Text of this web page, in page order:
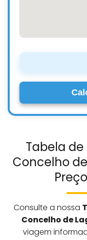
Tabela de
Concelho
Consulte a nossa
Concelho de
viagem